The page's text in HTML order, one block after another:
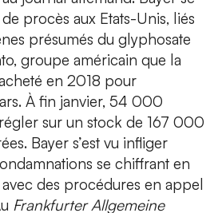
procès aux Etats-Unis, liés
présumés du glyphosate
groupe américain que la
en 2018 pour
À fin janvier, 54 000
sur un stock de 167 000
Bayer s’est vu infliger
se chiffrant en
des procédures en appel
Frankfurter Allgemeine